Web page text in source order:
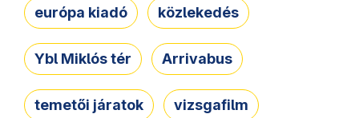
európa kiadó közlekedés
Ybl Miklós tér Arrivabus
temetői járatok vizsgafilm